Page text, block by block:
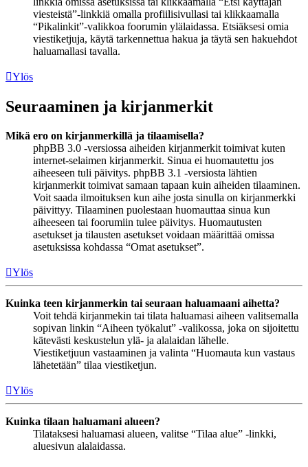
viesteistä”-linkkiä omalla profiilisivullasi tai klikkaamalla
“Pikalinkit”-valikkoa foorumin ylälaidassa. Etsiäksesi omia
viestiketjuja, käytä tarkennettua hakua ja täytä sen hakuehdot
haluamallasi tavalla.
Ylös
Seuraaminen ja kirjanmerkit
Mikä ero on kirjanmerkillä ja tilaamisella?
phpBB 3.0 -versiossa aiheiden kirjanmerkit toimivat kuten
internet-selaimen kirjanmerkit. Sinua ei huomautettu jos
aiheeseen tuli päivitys. phpBB 3.1 -versiosta lähtien
kirjanmerkit toimivat samaan tapaan kuin aiheiden tilaaminen.
Voit saada ilmoituksen kun aihe josta sinulla on kirjanmerkki
päivittyy. Tilaaminen puolestaan huomauttaa sinua kun
aiheeseen tai foorumiin tulee päivitys. Huomautusten
asetukset ja tilausten asetukset voidaan määrittää omissa
asetuksissa kohdassa “Omat asetukset”.
Ylös
Kuinka teen kirjanmerkin tai seuraan haluamaani aihetta?
Voit tehdä kirjanmekin tai tilata haluamasi aiheen valitsemalla
sopivan linkin “Aiheen työkalut” -valikossa, joka on sijoitettu
kätevästi keskustelun ylä- ja alalaidan lähelle.
Viestiketjuun vastaaminen ja valinta “Huomauta kun vastaus
lähetetään” tilaa viestiketjun.
Ylös
Kuinka tilaan haluamani alueen?
Tilataksesi haluamasi alueen, valitse “Tilaa alue” -linkki,
aluesivun alalaidassa.